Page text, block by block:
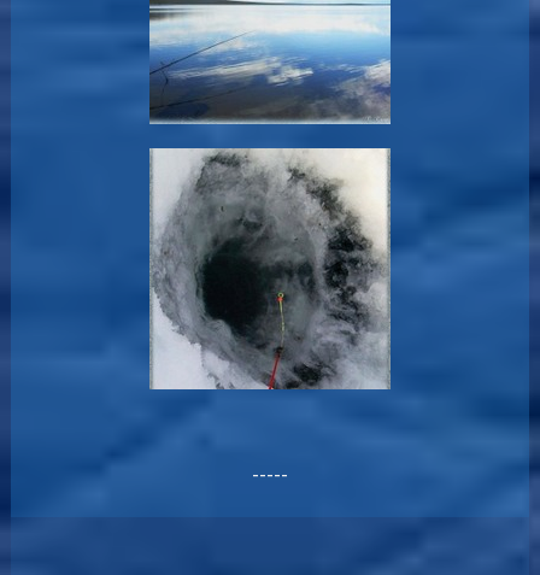
-----